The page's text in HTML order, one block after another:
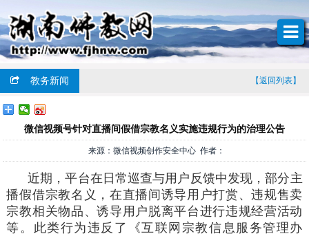
教务新闻 【返回列表】
微信视频号针对直播间假借宗教名义实施违规行为的治理公告
来源：微信视频创作安全中心 作者：
近期，平台在日常巡查与用户反馈中发现，部分主
播假借宗教名义，在直播间诱导用户打赏、违规售卖
宗教相关物品、诱导用户脱离平台进行违规经营活动
等。此类行为违反了《互联网宗教信息服务管理办